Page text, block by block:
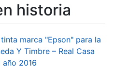
historia
marca "Epson" para la
Y Timbre – Real Casa
año 2016